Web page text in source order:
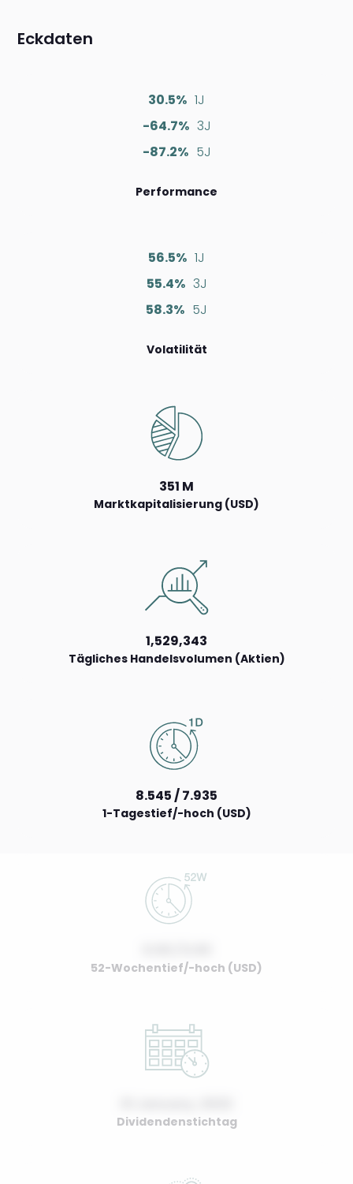
Eckdaten
30.5% 1J
-64.7% 3J
-87.2% 5J
Performance
56.5% 1J
55.4% 3J
58.3% 5J
Volatilität
351 M
Marktkapitalisierung (USD)
1,529,343
Tägliches Handelsvolumen (Aktien)
8.545 / 7.935
1-Tagestief/-hoch (USD)
52-Wochentief/-hoch (USD)
Dividendenstichtag